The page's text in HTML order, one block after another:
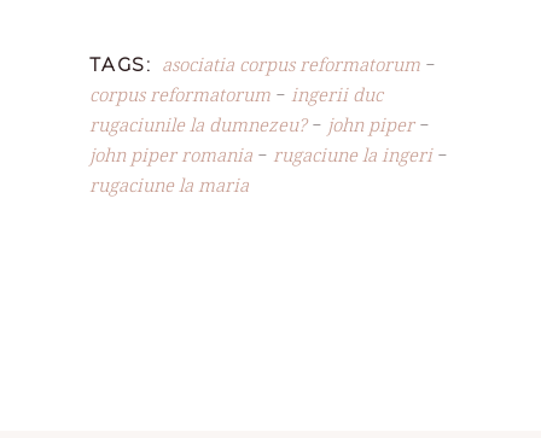
TAGS: asociatia corpus reformatorum -
corpus reformatorum - ingerii duc
rugaciunile la dumnezeu?- john piper-
john piper romania - rugaciune la ingeri-
rugaciune la maria